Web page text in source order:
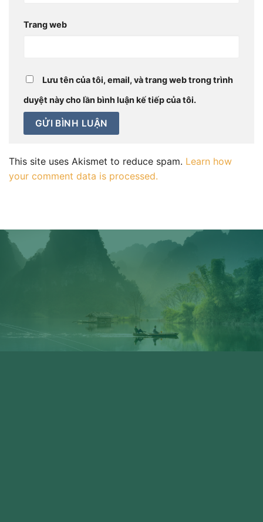
Trang web
Lưu tên của tôi, email, và trang web trong trình
duyệt này cho lần bình luận kế tiếp của tôi.
This site uses Akismet to reduce spam. Learn how
your comment data is processed.